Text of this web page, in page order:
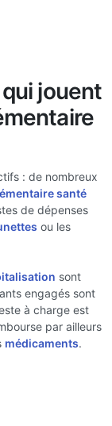
jouent
: de nombreux
santé
de dépenses
ou les
sont
engagés sont
à charge est
par ailleurs
médicaments.